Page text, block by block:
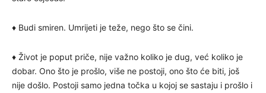
♦ Budi smiren. Umrijeti je teže, nego što se čini.
♦ Život je poput priče, nije važno koliko je dug, već koliko je
dobar. Ono što je prošlo, više ne postoji, ono što će biti, još
nije došlo. Postoji samo jedna točka u kojoj se sastaju i prošlo i